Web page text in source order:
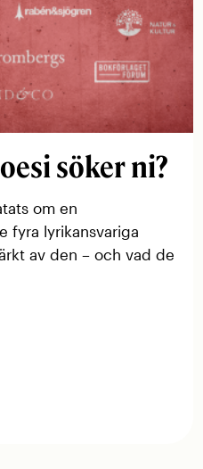
söker ni?
om en
fyra lyrikansvariga
av den – och vad de